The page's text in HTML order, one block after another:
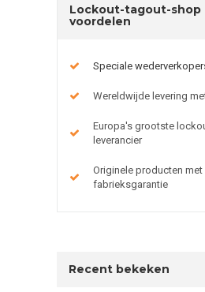
Lockout-tagout-shop
voordelen
Speciale
Wereldwijde levering
Europa's grootste
leverancier
Originele producten
fabrieksgarantie
Recent bekeken